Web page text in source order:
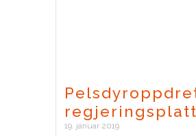
19. januar 2019